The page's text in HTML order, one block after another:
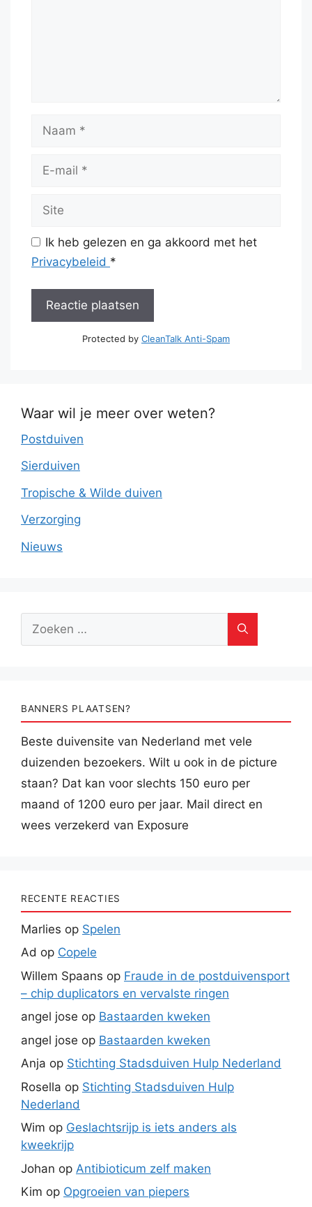
Naam
Site
Ik heb gelezen en ga akkoord met het
Privacybeleid *
Protected by CleanTalk Anti-Spam
Waar wil je meer over weten?
Postduiven
Sierduiven
Tropische & Wilde duiven
Verzorging
Nieuws
naar:
BANNERS PLAATSEN?
Beste duivensite van Nederland met vele
duizenden bezoekers. Wilt u ook in de picture
staan? Dat kan voor slechts 150 euro per
maand of 1200 euro per jaar. Mail direct en
wees verzekerd van Exposure
RECENTE REACTIES
Marlies op Spelen
Ad op Copele
Willem Spaans op Fraude in de postduivensport
– chip duplicators en vervalste ringen
angel jose op Bastaarden kweken
angel jose op Bastaarden kweken
Anja op Stichting Stadsduiven Hulp Nederland
Rosella op Stichting Stadsduiven Hulp
Nederland
Wim op Geslachtsrijp is iets anders als
kweekrijp
Johan op Antibioticum zelf maken
Kim op Opgroeien van piepers